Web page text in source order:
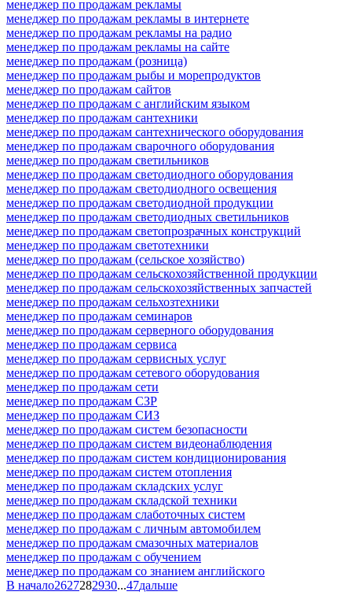
менеджер по продажам рекламы
менеджер по продажам рекламы в интернете
менеджер по продажам рекламы на радио
менеджер по продажам рекламы на сайте
менеджер по продажам (розница)
менеджер по продажам рыбы и морепродуктов
менеджер по продажам сайтов
менеджер по продажам с английским языком
менеджер по продажам сантехники
менеджер по продажам сантехнического оборудования
менеджер по продажам сварочного оборудования
менеджер по продажам светильников
менеджер по продажам светодиодного оборудования
менеджер по продажам светодиодного освещения
менеджер по продажам светодиодной продукции
менеджер по продажам светодиодных светильников
менеджер по продажам светопрозрачных конструкций
менеджер по продажам светотехники
менеджер по продажам (сельское хозяйство)
менеджер по продажам сельскохозяйственной продукции
менеджер по продажам сельскохозяйственных запчастей
менеджер по продажам сельхозтехники
менеджер по продажам семинаров
менеджер по продажам серверного оборудования
менеджер по продажам сервиса
менеджер по продажам сервисных услуг
менеджер по продажам сетевого оборудования
менеджер по продажам сети
менеджер по продажам СЗР
менеджер по продажам СИЗ
менеджер по продажам систем безопасности
менеджер по продажам систем видеонаблюдения
менеджер по продажам систем кондиционирования
менеджер по продажам систем отопления
менеджер по продажам складских услуг
менеджер по продажам складской техники
менеджер по продажам слаботочных систем
менеджер по продажам с личным автомобилем
менеджер по продажам смазочных материалов
менеджер по продажам с обучением
менеджер по продажам со знанием английского
В начало2627282930...47дальше